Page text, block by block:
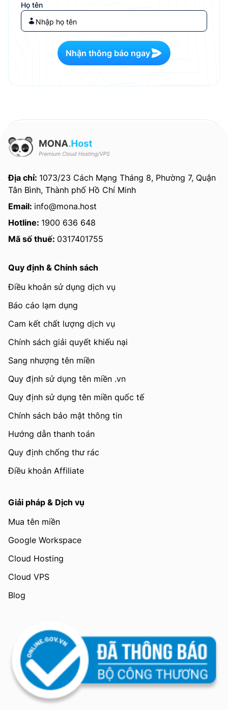
Họ tên
Nhận thông báo ngay
Địa chỉ: 1073/23 Cách Mạng Tháng 8, Phường 7, Quận
Tân Bình, Thành phố Hồ Chí Minh
Email: info@mona.host
Hotline: 1900 636 648
Mã số thuế: 0317401755
Quy định & Chính sách
Điều khoản sử dụng dịch vụ
Báo cáo lạm dụng
Cam kết chất lượng dịch vụ
Chính sách giải quyết khiếu nại
Sang nhượng tên miền
Quy định sử dụng tên miền .vn
Quy định sử dụng tên miền quốc tế
Chính sách bảo mật thông tin
Hướng dẫn thanh toán
Quy định chống thư rác
Điều khoản Affiliate
Giải pháp & Dịch vụ
Mua tên miền
Google Workspace
Cloud Hosting
Cloud VPS
Blog